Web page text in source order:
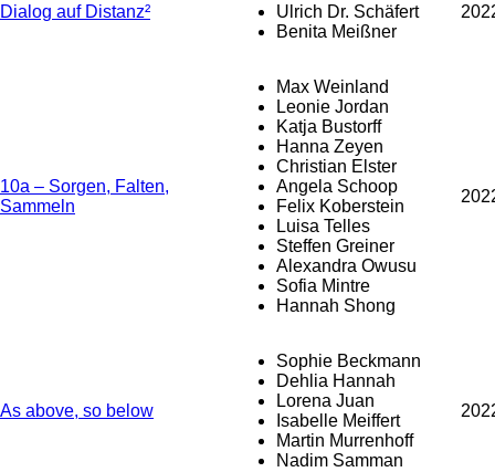
Dialog auf Distanz²
Ulrich Dr. Schäfert
Benita Meißner
10a – Sorgen, Falten,
Sammeln
Max Weinland
Leonie Jordan
Katja Bustorff
Hanna Zeyen
Christian Elster
Angela Schoop
Felix Koberstein
Luisa Telles
Steffen Greiner
Alexandra Owusu
Sofia Mintre
Hannah Shong
As above, so below
Sophie Beckmann
Dehlia Hannah
Lorena Juan
Isabelle Meiffert
Martin Murrenhoff
Nadim Samman